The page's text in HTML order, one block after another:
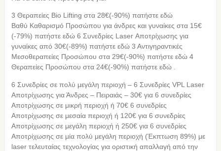
3 Θεραπείες Bio Lifting στα 28€(-90%) πατήστε εδώ
Βαθύ Καθαρισμό Προσώπου για άνδρες και γυναίκες στα 15€
(-79%) πατήστε εδώ 6 Συνεδρίες Laser Αποτρίχωσης για
γυναίκες από 30€(-89%) πατήστε εδώ 3 Αντιγηραντικές
Μεσοθεραπείες Προσώπου στα 29€(-90%) πατήστε εδώ 4
Θεραπείες Προσώπου στα 24€(-90%) πατήστε εδώ .
6 Συνεδρίες σε πολύ μεγάλη περιοχή – 6 Συνεδρίες VPL Laser
Αποτρίχωσης για Άνδρες – Πειραιάς – 30€ για 6 συνεδρίες
Aποτρίχωσης σε μικρή περιοχή ή 70€ 6 συνεδρίες
Aποτρίχωσης σε μεσαία περιοχή ή 120€ για 6 συνεδρίες
Aποτρίχωσης σε μεγάλη περιοχή ή 250€ για 6 συνεδρίες
Aποτρίχωσης σε μία πολύ μεγάλη περιοχή (Έκπτωση 89%) με
laser τελευταίας τεχνολογίας για οριστική απαλλαγή από την